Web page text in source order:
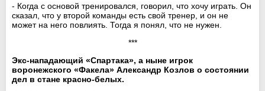
- Когда с основой тренировался, говорил, что хочу играть. Он
сказал, что у второй команды есть свой тренер, и он не
может на него повлиять. Тогда я понял, что не нужен.
***
Экс-нападающий «Спартака», а ныне игрок
воронежского «Факела» Александр Козлов о состоянии
дел в стане красно-белых.